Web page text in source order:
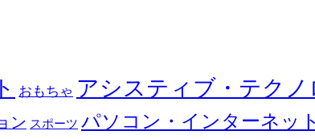
おもちゃ アシスティブ・テクノ
ン スポーツ パソコン・インターネット